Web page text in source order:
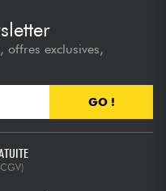
offres exclusives,
GO !